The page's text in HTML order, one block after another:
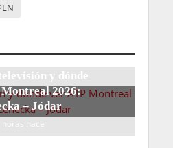
y dónde
Montreal 2026:
– Jódar
horas hace